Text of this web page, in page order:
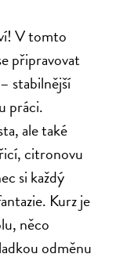
páry
kurzů
V tomto
připravovat
stabilnější
práci.
ale také
citronovu
si každý
Kurz je
něco
odměnu